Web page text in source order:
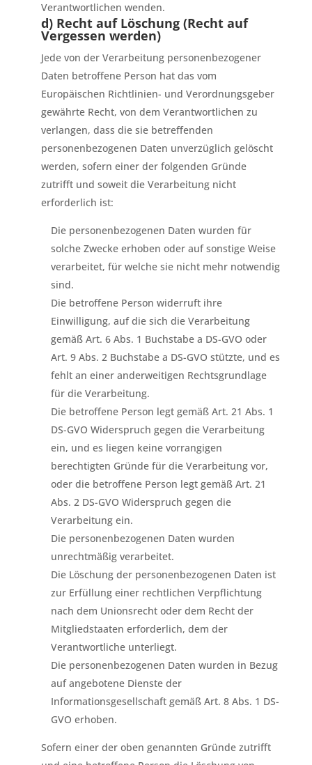
Verantwortlichen wenden.
d) Recht auf Löschung (Recht auf
Vergessen werden)
Jede von der Verarbeitung personenbezogener
Daten betroffene Person hat das vom
Europäischen Richtlinien- und Verordnungsgeber
gewährte Recht, von dem Verantwortlichen zu
verlangen, dass die sie betreffenden
personenbezogenen Daten unverzüglich gelöscht
werden, sofern einer der folgenden Gründe
zutrifft und soweit die Verarbeitung nicht
erforderlich ist:
Die personenbezogenen Daten wurden für
solche Zwecke erhoben oder auf sonstige Weise
verarbeitet, für welche sie nicht mehr notwendig
sind.
Die betroffene Person widerruft ihre
Einwilligung, auf die sich die Verarbeitung
gemäß Art. 6 Abs. 1 Buchstabe a DS-GVO oder
Art. 9 Abs. 2 Buchstabe a DS-GVO stützte, und es
fehlt an einer anderweitigen Rechtsgrundlage
für die Verarbeitung.
Die betroffene Person legt gemäß Art. 21 Abs. 1
DS-GVO Widerspruch gegen die Verarbeitung
ein, und es liegen keine vorrangigen
berechtigten Gründe für die Verarbeitung vor,
oder die betroffene Person legt gemäß Art. 21
Abs. 2 DS-GVO Widerspruch gegen die
Verarbeitung ein.
Die personenbezogenen Daten wurden
unrechtmäßig verarbeitet.
Die Löschung der personenbezogenen Daten ist
zur Erfüllung einer rechtlichen Verpflichtung
nach dem Unionsrecht oder dem Recht der
Mitgliedstaaten erforderlich, dem der
Verantwortliche unterliegt.
Die personenbezogenen Daten wurden in Bezug
auf angebotene Dienste der
Informationsgesellschaft gemäß Art. 8 Abs. 1 DS-
GVO erhoben.
Sofern einer der oben genannten Gründe zutrifft